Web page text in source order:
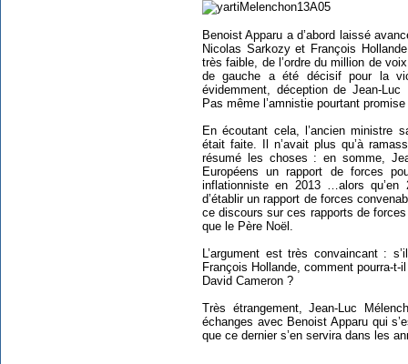
Benoist Apparu a d’abord laissé
Nicolas Sarkozy et François
très faible, de l’ordre du million de
de gauche a été décisif pour la
évidemment, déception de Jean-Luc
Pas même l’amnistie pourtant
En écoutant cela, l’ancien ministre
était faite. Il n’avait plus qu’à
résumé les choses : en somme,
Européens un rapport de forces
inflationniste en 2013 …alors
d’établir un rapport de forces
ce discours sur ces rapports de
que le Père Noël.
L’argument est très convaincant :
François Hollande, comment pourra-
David Cameron ?
Très étrangement, Jean-Luc
échanges avec Benoist Apparu qui
que ce dernier s’en servira dans les